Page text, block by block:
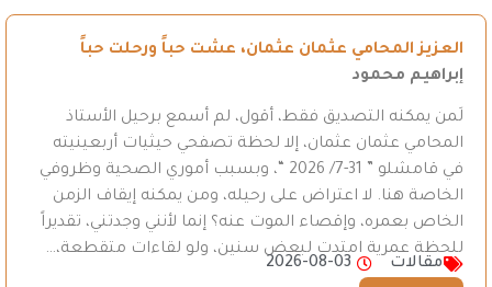
العزيز المحامي عثمان عثمان، عشت حباً ورحلت حباً
إبراهيم محمود
لَمن يمكنه التصديق فقط، أقول، لم أسمع برحيل الأستاذ
المحامي عثمان عثمان، إلا لحظة تصفحي حيثيات أربعينيته
في قامشلو ” 31-7/ 2026 “، وبسبب أموري الصحية وظروفي
الخاصة هنا. لا اعتراض على رحيله، ومن يمكنه إيقاف الزمن
الخاص بعمره، وإقصاء الموت عنه؟ إنما لأنني وجدتني، تقديراً
للحظة عمرية امتدت لبعض سنين، ولو لقاءات متقطعة،…
مقالات
2026-08-03